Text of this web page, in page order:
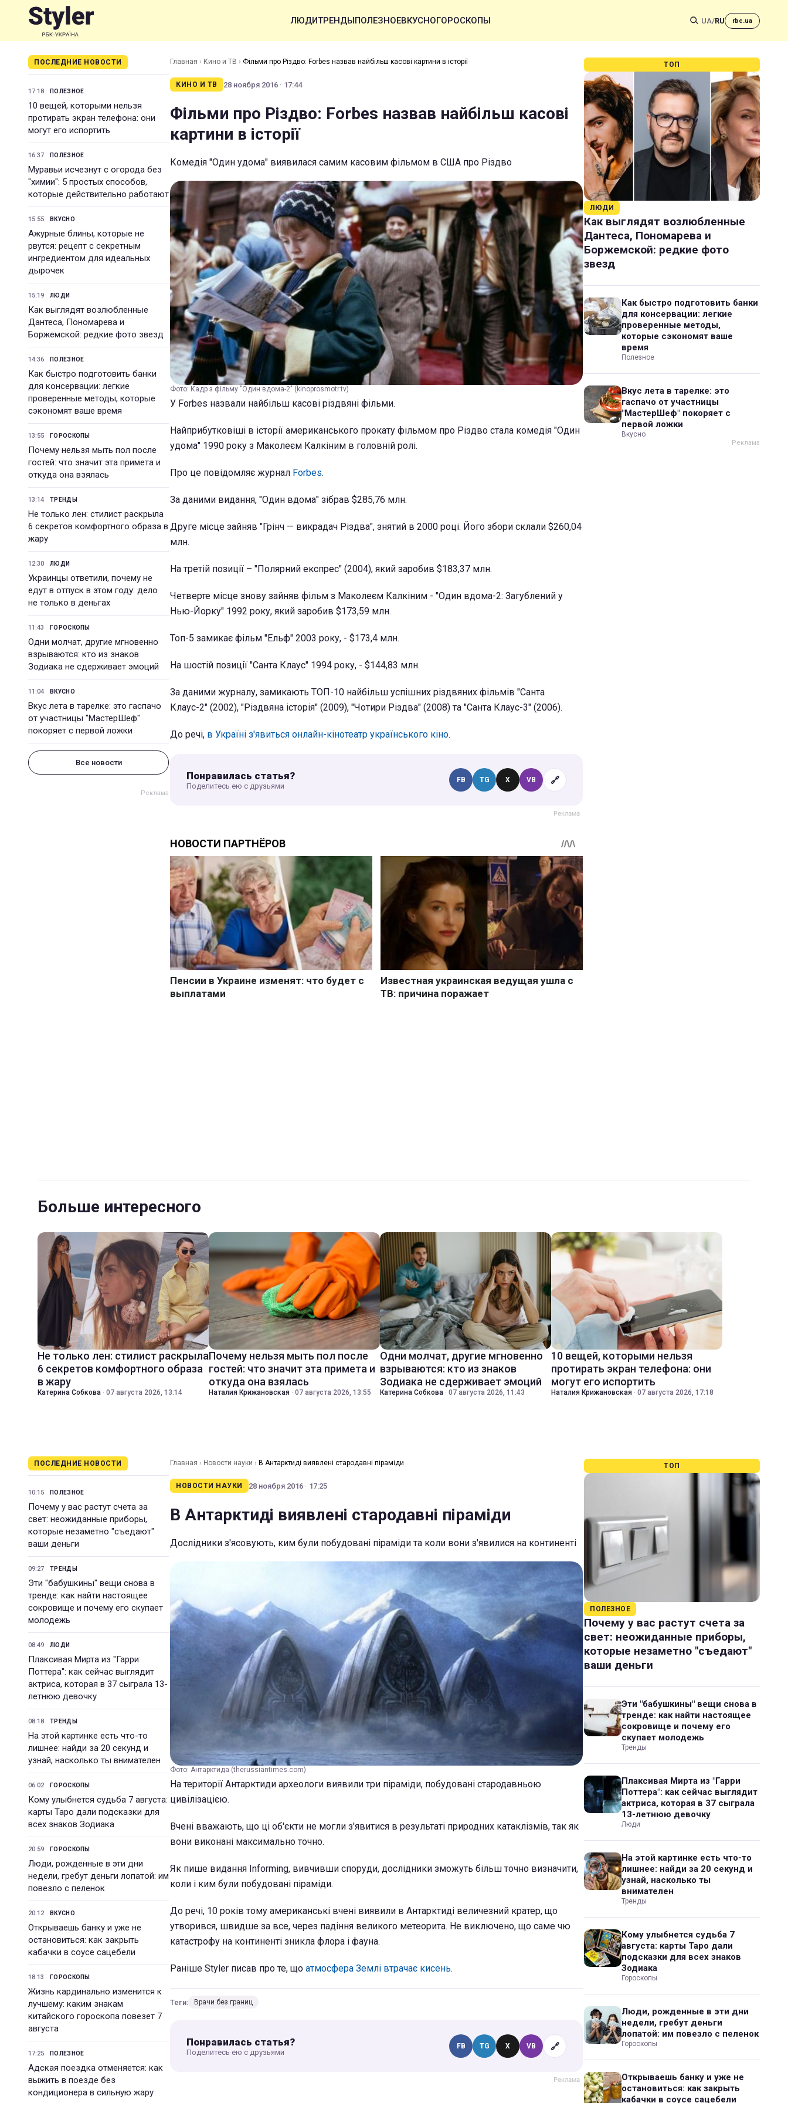
ЛЮДИТРЕНДЫПОЛЕЗНОЕВКУСНОГОРОСКОПЫ UA/RU rbc.ua
ПОСЛЕДНИЕ НОВОСТИ
17:18 ПОЛЕЗНОЕ
10 вещей, которыми нельзя
протирать экран телефона: они
могут его испортить
16:37 ПОЛЕЗНОЕ
Муравьи исчезнут с огорода без
"химии": 5 простых способов,
которые действительно работают
15:55 ВКУСНО
Ажурные блины, которые не
рвутся: рецепт с секретным
ингредиентом для идеальных
дырочек
15:19 ЛЮДИ
Как выглядят возлюбленные
Дантеса, Пономарева и
Боржемской: редкие фото звезд
14:36 ПОЛЕЗНОЕ
Как быстро подготовить банки
для консервации: легкие
проверенные методы, которые
сэкономят ваше время
13:55 ГОРОСКОПЫ
Почему нельзя мыть пол после
гостей: что значит эта примета и
откуда она взялась
13:14 ТРЕНДЫ
Не только лен: стилист раскрыла
6 секретов комфортного образа в
жару
12:30 ЛЮДИ
Украинцы ответили, почему не
едут в отпуск в этом году: дело
не только в деньгах
11:43 ГОРОСКОПЫ
Одни молчат, другие мгновенно
взрываются: кто из знаков
Зодиака не сдерживает эмоций
11:04 ВКУСНО
Вкус лета в тарелке: это гаспачо
от участницы "МастерШеф"
покоряет с первой ложки
Все новости
Главная › Кино и ТВ › Фільми про Різдво: Forbes назвав найбільш касові картини в історії
КИНО И ТВ 28 ноября 2016 · 17:44
Фільми про Різдво: Forbes назвав найбільш касові
картини в історії
Комедія "Один удома" виявилася самим касовим фільмом в США про Різдво
Фото: Кадр з фільму "Один вдома-2" (kinoprosmotr.tv)
У Forbes назвали найбільш касові різдвяні фільми.
Найприбутковіші в історії американського прокату фільмом про Різдво стала комедія "Один
удома" 1990 року з Маколеєм Калкіним в головній ролі.
Про це повідомляє журнал Forbes.
За даними видання, "Один вдома" зібрав $285,76 млн.
Друге місце зайняв "Грінч — викрадач Різдва", знятий в 2000 році. Його збори склали $260,04
млн.
На третій позиції – "Полярний експрес" (2004), який заробив $183,37 млн.
Четверте місце знову зайняв фільм з Маколеєм Калкіним - "Один вдома-2: Загублений у
Нью-Йорку" 1992 року, який заробив $173,59 млн.
Топ-5 замикає фільм "Ельф" 2003 року, - $173,4 млн.
На шостій позиції "Санта Клаус" 1994 року, - $144,83 млн.
За даними журналу, замикають ТОП-10 найбільш успішних різдвяних фільмів "Санта
Клаус-2" (2002), "Різдвяна історія" (2009), "Чотири Різдва" (2008) та "Санта Клаус-3" (2006).
До речі, в Україні з'явиться онлайн-кінотеатр українського кіно.
Понравилась статья?
Поделитесь ею с друзьями
FB TG X VB 🔗
ТОП
ЛЮДИ
Как выглядят возлюбленные
Дантеса, Пономарева и
Боржемской: редкие фото
звезд
Как быстро подготовить банки
для консервации: легкие
проверенные методы,
которые сэкономят ваше
время
Полезное
Вкус лета в тарелке: это
гаспачо от участницы
"МастерШеф" покоряет с
первой ложки
Вкусно
Больше интересного
Не только лен: стилист раскрыла
6 секретов комфортного образа
в жару
Катерина Собкова · 07 августа 2026, 13:14
Почему нельзя мыть пол после
гостей: что значит эта примета и
откуда она взялась
Наталия Крижановская · 07 августа 2026, 13:55
Одни молчат, другие мгновенно
взрываются: кто из знаков
Зодиака не сдерживает эмоций
Катерина Собкова · 07 августа 2026, 11:43
10 вещей, которыми нельзя
протирать экран телефона: они
могут его испортить
Наталия Крижановская · 07 августа 2026, 17:18
ПОСЛЕДНИЕ НОВОСТИ
10:15 ПОЛЕЗНОЕ
Почему у вас растут счета за
свет: неожиданные приборы,
которые незаметно "съедают"
ваши деньги
09:27 ТРЕНДЫ
Эти "бабушкины" вещи снова в
тренде: как найти настоящее
сокровище и почему его скупает
молодежь
08:49 ЛЮДИ
Плаксивая Мирта из "Гарри
Поттера": как сейчас выглядит
актриса, которая в 37 сыграла 13-
летнюю девочку
08:18 ТРЕНДЫ
На этой картинке есть что-то
лишнее: найди за 20 секунд и
узнай, насколько ты внимателен
06:02 ГОРОСКОПЫ
Кому улыбнется судьба 7 августа:
карты Таро дали подсказки для
всех знаков Зодиака
20:59 ГОРОСКОПЫ
Люди, рожденные в эти дни
недели, гребут деньги лопатой: им
повезло с пеленок
20:12 ВКУСНО
Открываешь банку и уже не
остановиться: как закрыть
кабачки в соусе сацебели
18:13 ГОРОСКОПЫ
Жизнь кардинально изменится к
лучшему: каким знакам
китайского гороскопа повезет 7
августа
17:25 ПОЛЕЗНОЕ
Адская поездка отменяется: как
выжить в поезде без
кондиционера в сильную жару
Главная › Новости науки › В Антарктиді виявлені стародавні піраміди
НОВОСТИ НАУКИ 28 ноября 2016 · 17:25
В Антарктиді виявлені стародавні піраміди
Дослідники з'ясовують, ким були побудовані піраміди та коли вони з'явилися на континенті
Фото: Антарктида (therussiantimes.com)
На території Антарктиди археологи виявили три піраміди, побудовані стародавньою
цивілізацією.
Вчені вважають, що ці об'єкти не могли з'явитися в результаті природних катаклізмів, так як
вони виконані максимально точно.
Як пише видання Informing, вивчивши споруди, дослідники зможуть більш точно визначити,
коли і ким були побудовані піраміди.
До речі, 10 років тому американські вчені виявили в Антарктиді величезний кратер, що
утворився, швидше за все, через падіння великого метеорита. Не виключено, що саме чю
катастрофу на континенті зникла флора і фауна.
Раніше Styler писав про те, що атмосфера Землі втрачає кисень.
Теги: Врачи без границ
Понравилась статья?
Поделитесь ею с друзьями
FB TG X VB 🔗
ТОП
ПОЛЕЗНОЕ
Почему у вас растут счета за
свет: неожиданные приборы,
которые незаметно "съедают"
ваши деньги
Эти "бабушкины" вещи снова в
тренде: как найти настоящее
сокровище и почему его
скупает молодежь
Тренды
Плаксивая Мирта из "Гарри
Поттера": как сейчас выглядит
актриса, которая в 37 сыграла
13-летнюю девочку
Люди
На этой картинке есть что-то
лишнее: найди за 20 секунд и
узнай, насколько ты
внимателен
Тренды
Кому улыбнется судьба 7
августа: карты Таро дали
подсказки для всех знаков
Зодиака
Гороскопы
Люди, рожденные в эти дни
недели, гребут деньги
лопатой: им повезло с пеленок
Гороскопы
Открываешь банку и уже не
остановиться: как закрыть
кабачки в соусе сацебели